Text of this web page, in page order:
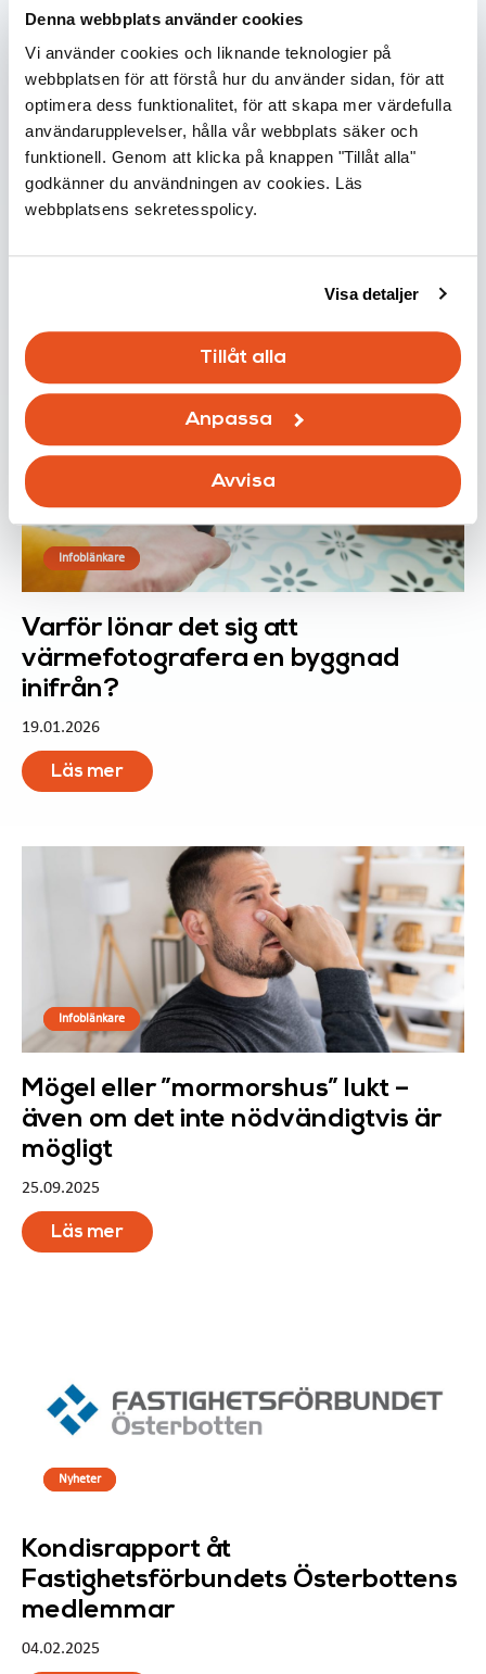
Denna webbplats använder cookies
Vi använder cookies och liknande teknologier på
webbplatsen för att förstå hur du använder sidan, för att
optimera dess funktionalitet, för att skapa mer värdefulla
användarupplevelser, hålla vår webbplats säker och
funktionell. Genom att klicka på knappen "Tillåt alla"
godkänner du användningen av cookies. Läs
webbplatsens sekretesspolicy.
Visa detaljer
Tillåt alla
Anpassa
Avvisa
Infoblänkare
VOC-föreningar i inomhusluften –
Infoblänkare
Varför lönar det sig att
värmefotografera en byggnad
inifrån?
19.01.2026
Läs mer
Infoblänkare
Mögel eller ”mormorshus” lukt –
även om det inte nödvändigtvis är
mögligt
25.09.2025
Läs mer
Nyheter
Kondisrapport åt
Fastighetsförbundets Österbottens
medlemmar
04.02.2025